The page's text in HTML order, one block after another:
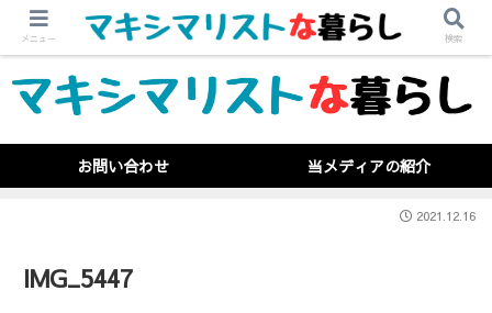
お問い合わせ 当メディアの紹介
IMG_5447
2021.12.16
メニュー 検索